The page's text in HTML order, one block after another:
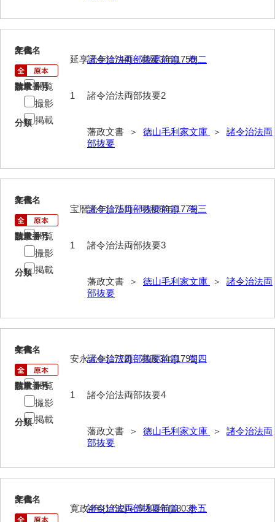
御参勤記
御道中日記
御馳走御勤記
御門番御奉記
御防方御奉記
山口御入湯日記
御廻国記
上御用所日記
山方日記
2
文書名
諸令治法両部抜要前篇 巻二
請求番号
諸令治法両部抜要2
分類
藩政文書 ＞ 徳山毛利家文庫 ＞ 諸令治法両
部抜要
年代
延享元年[1744]～寛延3年[1750]
数量
1
閲覧
撮影
掲載
3
文書名
諸令治法両部抜要前篇 巻三
請求番号
諸令治法両部抜要3
分類
藩政文書 ＞ 徳山毛利家文庫 ＞ 諸令治法両
部抜要
年代
宝暦元年[1751]～明和8年[1771]
数量
1
閲覧
撮影
掲載
4
文書名
諸令治法両部抜要前篇 巻四
請求番号
諸令治法両部抜要4
分類
藩政文書 ＞ 徳山毛利家文庫 ＞ 諸令治法両
部抜要
年代
安永元年[1772]～寛政3年[1791]
数量
1
閲覧
撮影
掲載
5
文書名
諸令治法両部抜要前篇 巻五
年代
寛政4年[1792]～享和3年[1803]